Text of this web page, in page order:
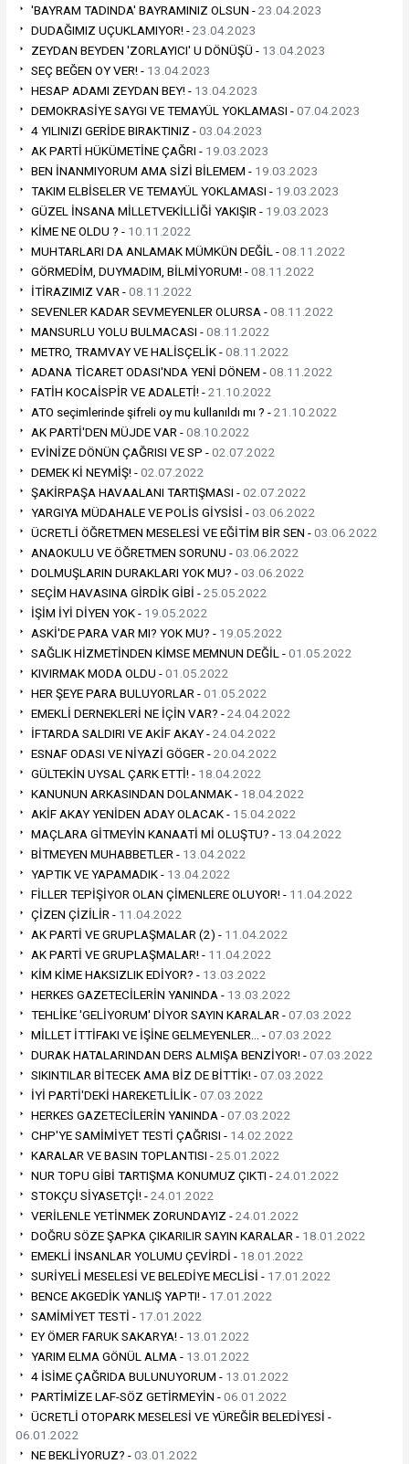
'BAYRAM TADINDA' BAYRAMINIZ OLSUN -23.04.2023
DUDAĞIMIZ UÇUKLAMIYOR! -23.04.2023
ZEYDAN BEYDEN 'ZORLAYICI' U DÖNÜŞÜ - 13.04.2023
SEÇ BEĞEN OY VER! - 13.04.2023
HESAP ADAMI ZEYDAN BEY! - 13.04.2023
DEMOKRASİYE SAYGI VE TEMAYÜL YOKLAMASI -07.04.2023
4 YILINIZI GERİDE BIRAKTINIZ -03.04.2023
AK PARTİ HÜKÜMETİNE ÇAĞRI - 19.03.2023
BEN İNANMIYORUM AMA SİZİ BİLEMEM - 19.03.2023
TAKIM ELBİSELER VE TEMAYÜL YOKLAMASI - 19.03.2023
GÜZEL İNSANA MİLLETVEKİLLİĞİ YAKIŞIR - 19.03.2023
KİME NE OLDU ? - 10.11.2022
MUHTARLARI DA ANLAMAK MÜMKÜN DEĞİL -08.11.2022
GÖRMEDİM, DUYMADIM, BİLMİYORUM! -08.11.2022
İTİRAZIMIZ VAR -08.11.2022
SEVENLER KADAR SEVMEYENLER OLURSA -08.11.2022
MANSURLU YOLU BULMACASI -08.11.2022
METRO, TRAMVAY VE HALİSÇELİK -08.11.2022
ADANA TİCARET ODASI'NDA YENİ DÖNEM -08.11.2022
FATİH KOCAİSPİR VE ADALETİ! -21.10.2022
ATO seçimlerinde şifreli oy mu kullanıldı mı ? -21.10.2022
AK PARTİ'DEN MÜJDE VAR -08.10.2022
EVİNİZE DÖNÜN ÇAĞRISI VE SP -02.07.2022
DEMEK Kİ NEYMİŞ! -02.07.2022
ŞAKİRPAŞA HAVAALANI TARTIŞMASI -02.07.2022
YARGIYA MÜDAHALE VE POLİS GİYSİSİ -03.06.2022
ÜCRETLİ ÖĞRETMEN MESELESİ VE EĞİTİM BİR SEN -03.06.2022
ANAOKULU VE ÖĞRETMEN SORUNU -03.06.2022
DOLMUŞLARIN DURAKLARI YOK MU? -03.06.2022
SEÇİM HAVASINA GİRDİK GİBİ -25.05.2022
İŞİM İYİ DİYEN YOK - 19.05.2022
ASKİ'DE PARA VAR MI? YOK MU? - 19.05.2022
SAĞLIK HİZMETİNDEN KİMSE MEMNUN DEĞİL -01.05.2022
KIVIRMAK MODA OLDU -01.05.2022
HER ŞEYE PARA BULUYORLAR -01.05.2022
EMEKLİ DERNEKLERİ NE İÇİN VAR? -24.04.2022
İFTARDA SALDIRI VE AKİF AKAY -24.04.2022
ESNAF ODASI VE NİYAZİ GÖGER -20.04.2022
GÜLTEKİN UYSAL ÇARK ETTİ! - 18.04.2022
KANUNUN ARKASINDAN DOLANMAK - 18.04.2022
AKİF AKAY YENİDEN ADAY OLACAK - 15.04.2022
MAÇLARA GİTMEYİN KANAATİ Mİ OLUŞTU? - 13.04.2022
BİTMEYEN MUHABBETLER - 13.04.2022
YAPTIK VE YAPAMADIK - 13.04.2022
FİLLER TEPİŞİYOR OLAN ÇİMENLERE OLUYOR! - 11.04.2022
ÇİZEN ÇİZİLİR - 11.04.2022
AK PARTİ VE GRUPLAŞMALAR (2) - 11.04.2022
AK PARTİ VE GRUPLAŞMALAR! - 11.04.2022
KİM KİME HAKSIZLIK EDİYOR? - 13.03.2022
HERKES GAZETECİLERİN YANINDA - 13.03.2022
TEHLİKE 'GELİYORUM' DİYOR SAYIN KARALAR -07.03.2022
MİLLET İTTİFAKI VE İŞİNE GELMEYENLER… -07.03.2022
DURAK HATALARINDAN DERS ALMIŞA BENZİYOR! -07.03.2022
SIKINTILAR BİTECEK AMA BİZ DE BİTTİK! -07.03.2022
İYİ PARTİ'DEKİ HAREKETLİLİK -07.03.2022
HERKES GAZETECİLERİN YANINDA -07.03.2022
CHP'YE SAMİMİYET TESTİ ÇAĞRISI - 14.02.2022
KARALAR VE BASIN TOPLANTISI -25.01.2022
NUR TOPU GİBİ TARTIŞMA KONUMUZ ÇIKTI -24.01.2022
STOKÇU SİYASETÇİ! -24.01.2022
VERİLENLE YETİNMEK ZORUNDAYIZ -24.01.2022
DOĞRU SÖZE ŞAPKA ÇIKARILIR SAYIN KARALAR - 18.01.2022
EMEKLİ İNSANLAR YOLUMU ÇEVİRDİ - 18.01.2022
SURİYELİ MESELESİ VE BELEDİYE MECLİSİ - 17.01.2022
BENCE AKGEDİK YANLIŞ YAPTI! - 17.01.2022
SAMİMİYET TESTİ - 17.01.2022
EY ÖMER FARUK SAKARYA! - 13.01.2022
YARIM ELMA GÖNÜL ALMA - 13.01.2022
4 İSİME ÇAĞRIDA BULUNUYORUM - 13.01.2022
PARTİMİZE LAF-SÖZ GETİRMEYİN -06.01.2022
ÜCRETLİ OTOPARK MESELESİ VE YÜREĞİR BELEDİYESİ -
06.01.2022
NE BEKLİYORUZ? -03.01.2022